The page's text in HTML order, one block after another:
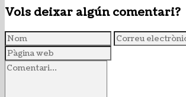
Vols deixar algún comentari?